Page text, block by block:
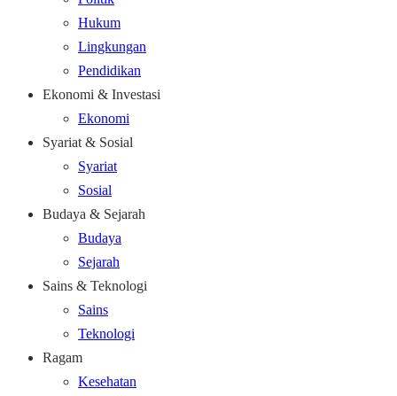
Hukum
Lingkungan
Pendidikan
Ekonomi & Investasi
Ekonomi
Syariat & Sosial
Syariat
Sosial
Budaya & Sejarah
Budaya
Sejarah
Sains & Teknologi
Sains
Teknologi
Ragam
Kesehatan